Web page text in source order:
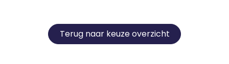
Terug naar keuze overzicht